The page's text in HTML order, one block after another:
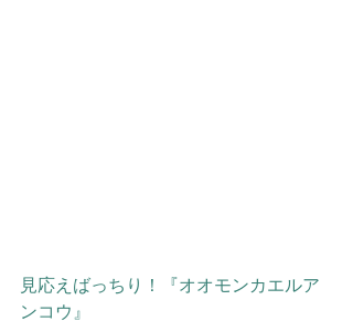
見応えばっちり！『オオモンカエルア
ンコウ』